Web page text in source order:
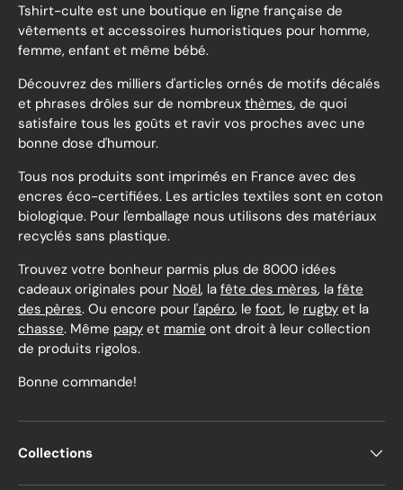
Tshirt-culte est une boutique en ligne française de
vêtements et accessoires humoristiques pour homme,
femme, enfant et même bébé.
Découvrez des milliers d'articles ornés de motifs décalés
et phrases drôles sur de nombreux thèmes, de quoi
satisfaire tous les goûts et ravir vos proches avec une
bonne dose d'humour.
Tous nos produits sont imprimés en France avec des
encres éco-certifiées. Les articles textiles sont en coton
biologique. Pour l'emballage nous utilisons des matériaux
recyclés sans plastique.
Trouvez votre bonheur parmis plus de 8000 idées
cadeaux originales pour Noël, la fête des mères, la fête
des pères. Ou encore pour l'apéro, le foot, le rugby et la
chasse. Même papy et mamie ont droit à leur collection
de produits rigolos.
Bonne commande!
Collections